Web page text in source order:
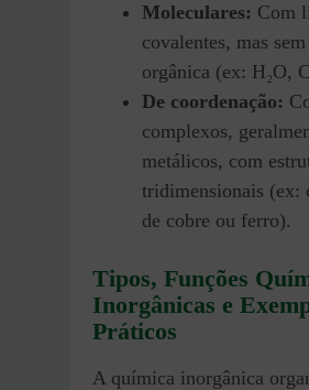
Moleculares: Com
covalentes, mas
orgânica (ex: H₂O,
De coordenação:
complexos,
metálicos, com
tridimensionais (ex:
de cobre ou ferro).
Tipos, Funções
Inorgânicas e
Práticos
A química inorgânica